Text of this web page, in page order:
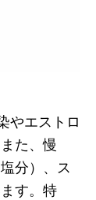
やエストロ
た、慢
分）、ス
す。特